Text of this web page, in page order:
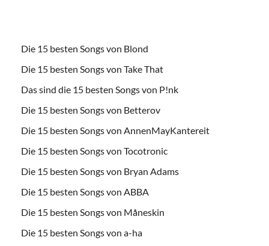
Die 15 besten Songs von Blond
Die 15 besten Songs von Take That
Das sind die 15 besten Songs von P!nk
Die 15 besten Songs von Betterov
Die 15 besten Songs von AnnenMayKantereit
Die 15 besten Songs von Tocotronic
Die 15 besten Songs von Bryan Adams
Die 15 besten Songs von ABBA
Die 15 besten Songs von Måneskin
Die 15 besten Songs von a-ha